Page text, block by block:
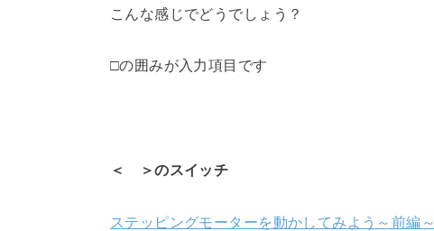
こんな感じでどうでしょう？
□の囲みが入力項目です
＜ ＞のスイッチ
ステッピングモーターを動かしてみよう～前編～